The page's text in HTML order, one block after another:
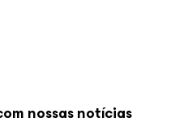
nossas notícias